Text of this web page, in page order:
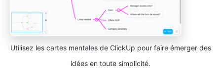
Utilisez les cartes mentales de ClickUp pour faire émerger des
idées en toute simplicité.